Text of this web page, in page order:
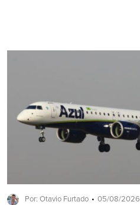
Por: Otavio Furtado 05/08/2026